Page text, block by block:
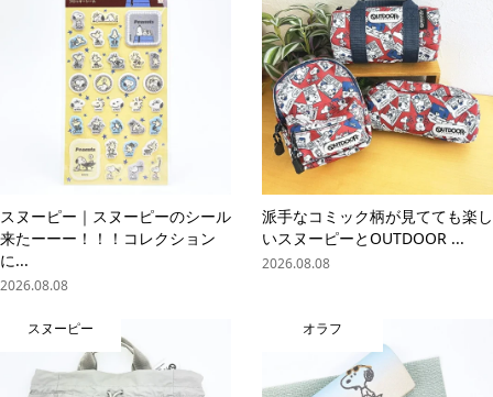
スヌーピー｜スヌーピーのシール
来たーーー！！！コレクション
に...
2026.08.08
派手なコミック柄が見てても楽し
いスヌーピーとOUTDOOR ...
2026.08.08
スヌーピー オラフ